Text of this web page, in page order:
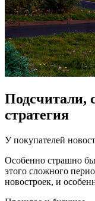
Подсчитали,
стратегия
У покупателей
Особенно страшно
этого сложного
новостроек, и